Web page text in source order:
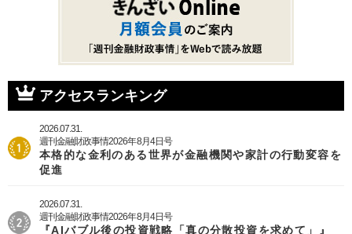
アクセスランキング
2026.07.31.
週刊金融財政事情2026年8月4日号
本格的な金利のある世界が金融機関や家計の行動変容を
促進
2026.07.31.
週刊金融財政事情2026年8月4日号
『AIバブル後の投資戦略「真の分散投資を求めて」』